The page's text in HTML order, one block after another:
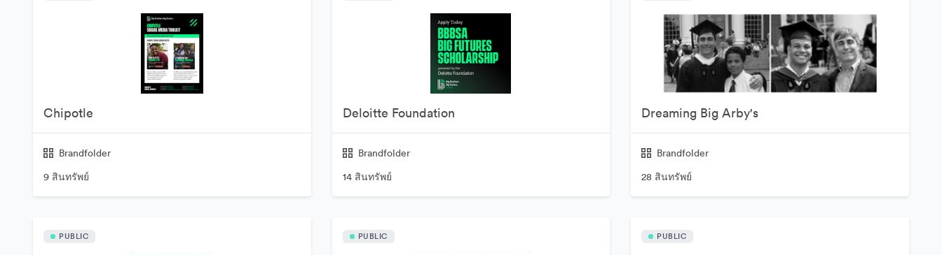
Chipotle
Brandfolder
9 สินทรัพย์
Deloitte Foundation
Brandfolder
14 สินทรัพย์
Dreaming Big Arby's
Brandfolder
28 สินทรัพย์
PUBLIC PUBLIC PUBLIC